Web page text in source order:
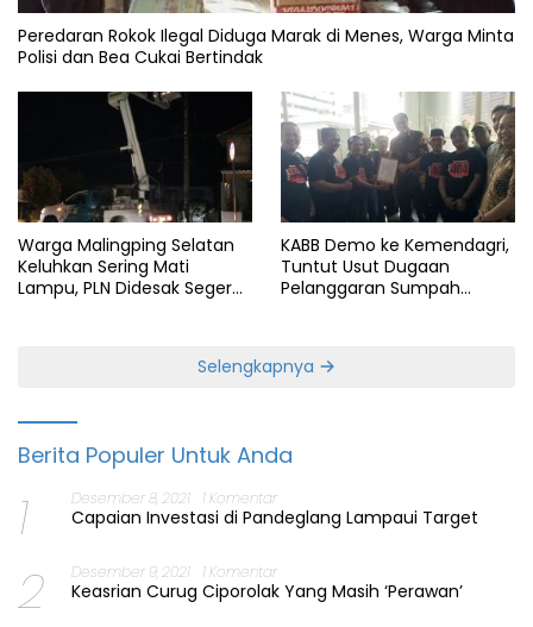
Peredaran Rokok Ilegal Diduga Marak di Menes, Warga Minta
Polisi dan Bea Cukai Bertindak
Warga Malingping Selatan
Keluhkan Sering Mati
Lampu, PLN Didesak Segera
KABB Demo ke Kemendagri,
Tuntut Usut Dugaan
Pelanggaran Sumpah
Selengkapnya
Berita Populer Untuk Anda
1 Desember 8, 2021 1 Komentar
Capaian Investasi di Pandeglang Lampaui Target
2 Desember 9, 2021 1 Komentar
Keasrian Curug Ciporolak Yang Masih ‘Perawan’